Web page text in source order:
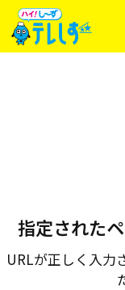
指定された
URLが正しく入力